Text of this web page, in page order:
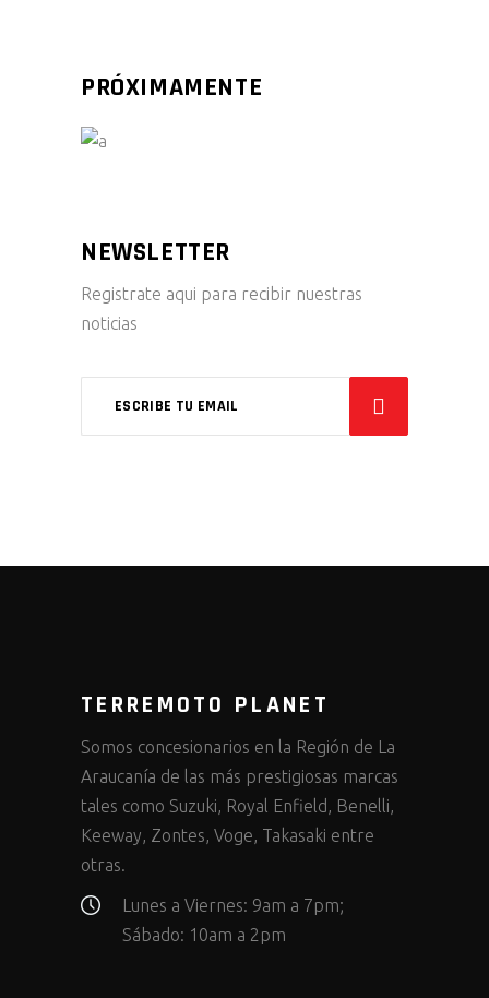
PRÓXIMAMENTE
NEWSLETTER
Registrate aqui para recibir nuestras
noticias
TERREMOTO PLANET
Somos concesionarios en la Región de La
Araucanía de las más prestigiosas marcas
tales como Suzuki, Royal Enfield, Benelli,
Keeway, Zontes, Voge, Takasaki entre
otras.
Lunes a Viernes: 9am a 7pm;
Sábado: 10am a 2pm